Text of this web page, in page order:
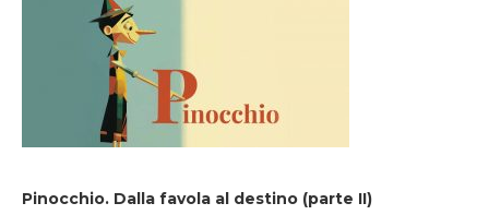
Pinocchio. Dalla favola al destino (parte II)